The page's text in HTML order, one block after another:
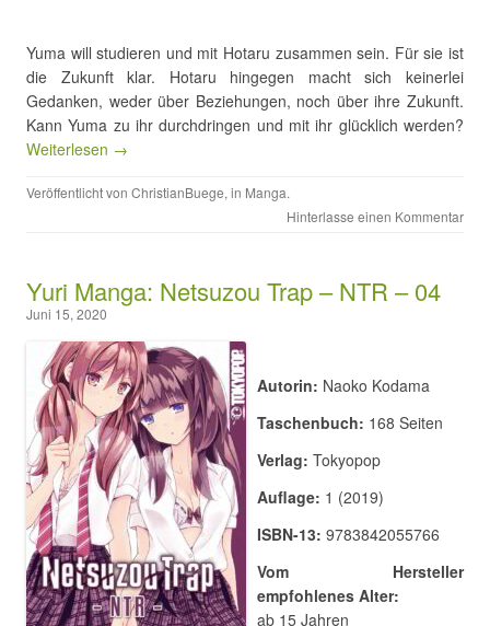
Yuma will studieren und mit Hotaru zusammen sein. Für sie ist
die Zukunft klar. Hotaru hingegen macht sich keinerlei
Gedanken, weder über Beziehungen, noch über ihre Zukunft.
Kann Yuma zu ihr durchdringen und mit ihr glücklich werden?
Weiterlesen →
Veröffentlicht von ChristianBuege, in Manga.
Hinterlasse einen Kommentar
Yuri Manga: Netsuzou Trap – NTR – 04
Juni 15, 2020
Autorin: Naoko Kodama
Taschenbuch: 168 Seiten
Verlag: Tokyopop
Auflage: 1 (2019)
ISBN-13: 9783842055766
Vom Hersteller
empfohlenes Alter:
ab 15 Jahren